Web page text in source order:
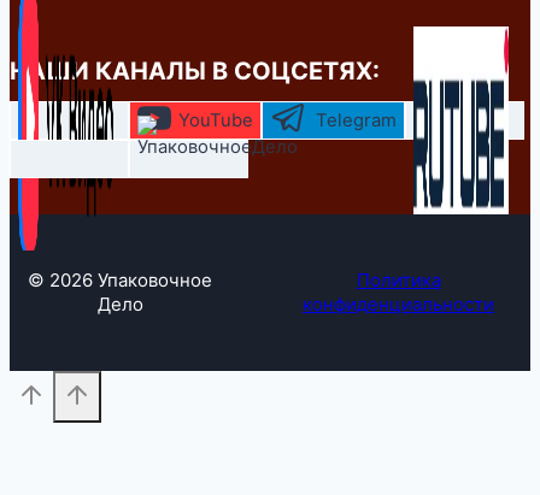
НАШИ КАНАЛЫ В СОЦСЕТЯХ:
YouTube Telegram
© 2026 Упаковочное
Дело
Политика
конфиденциальности